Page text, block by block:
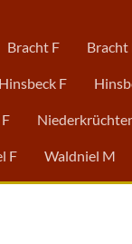
Bracht F Bracht
Hinsbeck F
F Waldniel M